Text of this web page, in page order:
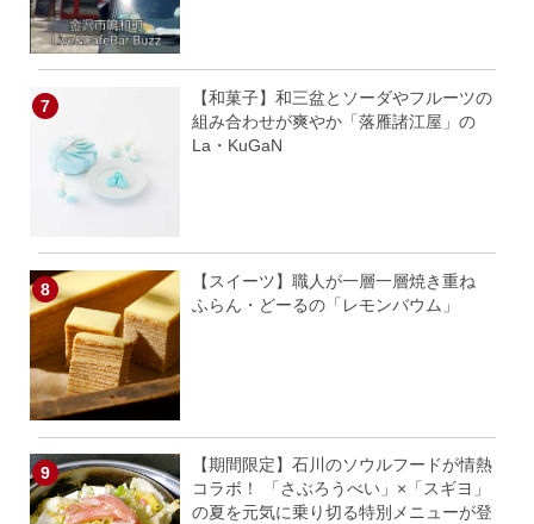
【和菓子】和三盆とソーダやフルーツの
組み合わせが爽やか「落雁諸江屋」の
La・KuGaN
【スイーツ】職人が一層一層焼き重ね
ふらん・どーるの「レモンバウム」
【期間限定】石川のソウルフードが情熱
コラボ！ 「さぶろうべい」×「スギヨ」
の夏を元気に乗り切る特別メニューが登